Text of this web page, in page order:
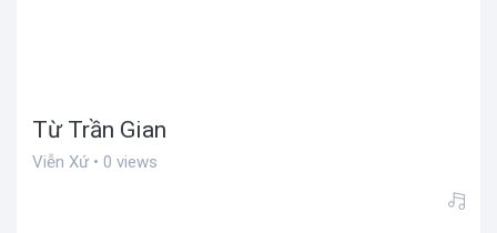
Từ Trần Gian
Viễn Xứ • 0 views